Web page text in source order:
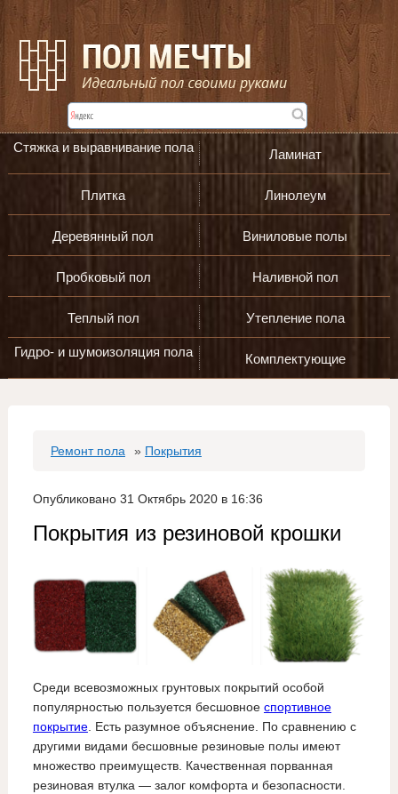
Стяжка и выравнивание пола Ламинат
Плитка Линолеум
Деревянный пол Виниловые полы
Пробковый пол Наливной пол
Теплый пол Утепление пола
Гидро- и шумоизоляция пола Комплектующие
Ремонт пола » Покрытия
Опубликовано 31 Октябрь 2020 в 16:36
Покрытия из резиновой крошки
Среди всевозможных грунтовых покрытий особой
популярностью пользуется бесшовное спортивное
покрытие. Есть разумное объяснение. По сравнению с
другими видами бесшовные резиновые полы имеют
множество преимуществ. Качественная порванная
резиновая втулка — залог комфорта и безопасности.